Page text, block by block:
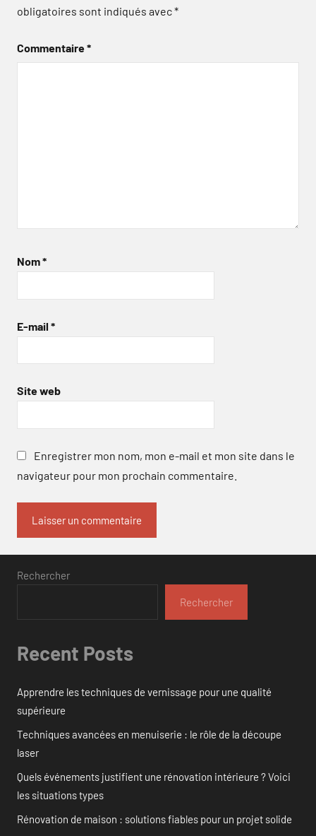
obligatoires sont indiqués avec*
Commentaire*
Nom*
E-mail *
Site web
Enregistrer mon nom, mon e-mail et mon site dans le
navigateur pour mon prochain commentaire.
Rechercher
Rechercher
Recent Posts
Apprendre les techniques de vernissage pour une qualité
supérieure
Techniques avancées en menuiserie : le rôle de la découpe
laser
Quels événements justifient une rénovation intérieure ? Voici
les situations types
Rénovation de maison : solutions fiables pour un projet solide